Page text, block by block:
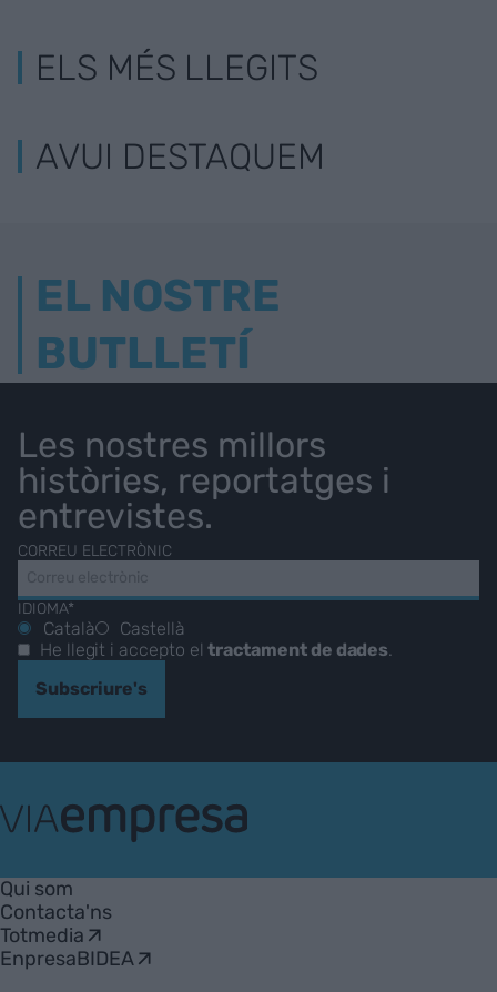
ELS MÉS LLEGITS
AVUI DESTAQUEM
EL NOSTRE
BUTLLETÍ
Les nostres millors
històries, reportatges i
entrevistes.
CORREU ELECTRÒNIC
IDIOMA*
Català
Castellà
He llegit i accepto eltractament de dades
Subscriure's
Empresa
Qui som
Contacta'ns
Totmedia
EnpresaBIDEA